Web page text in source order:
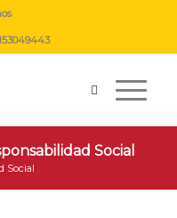
Social
Social